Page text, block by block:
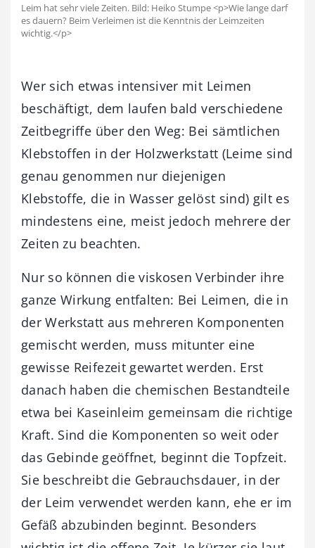
Leim hat sehr viele Zeiten. Bild: Heiko Stumpe <p>Wie lange darf
es dauern? Beim Verleimen ist die Kenntnis der Leimzeiten
wichtig.</p>
Wer sich etwas intensiver mit Leimen
beschäftigt, dem laufen bald verschiedene
Zeitbegriffe über den Weg: Bei sämtlichen
Klebstoffen in der Holzwerkstatt (Leime sind
genau genommen nur diejenigen
Klebstoffe, die in Wasser gelöst sind) gilt es
mindestens eine, meist jedoch mehrere der
Zeiten zu beachten.
Nur so können die viskosen Verbinder ihre
ganze Wirkung entfalten: Bei Leimen, die in
der Werkstatt aus mehreren Komponenten
gemischt werden, muss mitunter eine
gewisse Reifezeit gewartet werden. Erst
danach haben die chemischen Bestandteile
etwa bei Kaseinleim gemeinsam die richtige
Kraft. Sind die Komponenten so weit oder
das Gebinde geöffnet, beginnt die Topfzeit.
Sie beschreibt die Gebrauchsdauer, in der
der Leim verwendet werden kann, ehe er im
Gefäß abzubinden beginnt. Besonders